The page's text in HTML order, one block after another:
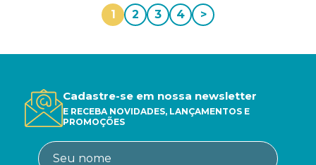
1 2 3 4 >
Cadastre-se em nossa newsletter
E RECEBA NOVIDADES, LANÇAMENTOS E
PROMOÇÕES